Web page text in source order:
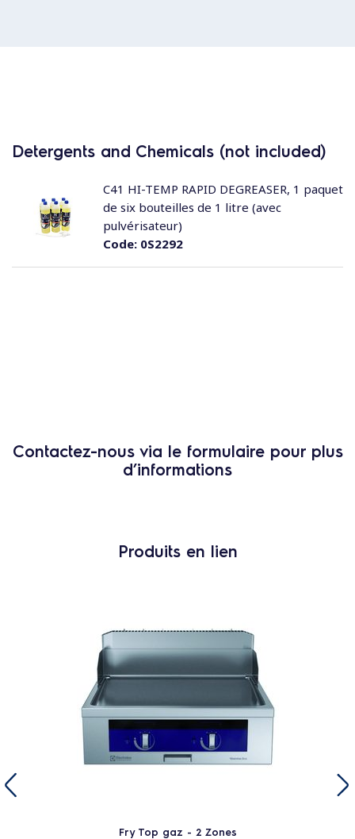
Detergents and Chemicals (not included)
Code:0S2292
C41 HI-TEMP RAPID DEGREASER, 1 paquet
de six bouteilles de 1 litre (avec
pulvérisateur)
Contactez-nous via le formulaire pour plus
d’informations
Produits en lien
Fry Top gaz - 2 Zones